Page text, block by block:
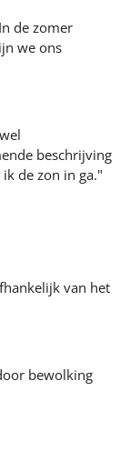
de zomer
we ons
beschrijving
de zon in ga."
van het
bewolking